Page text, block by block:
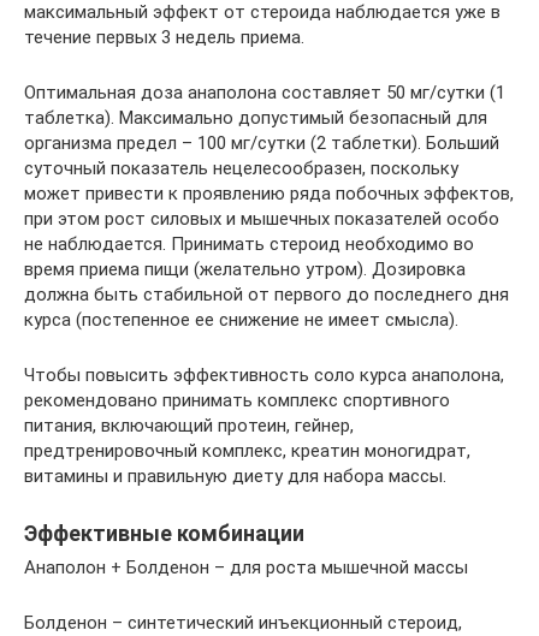
максимальный эффект от стероида наблюдается уже в
течение первых 3 недель приема.
Оптимальная доза анаполона составляет 50 мг/сутки (1
таблетка). Максимально допустимый безопасный для
организма предел – 100 мг/сутки (2 таблетки). Больший
суточный показатель нецелесообразен, поскольку
может привести к проявлению ряда побочных эффектов,
при этом рост силовых и мышечных показателей особо
не наблюдается. Принимать стероид необходимо во
время приема пищи (желательно утром). Дозировка
должна быть стабильной от первого до последнего дня
курса (постепенное ее снижение не имеет смысла).
Чтобы повысить эффективность соло курса анаполона,
рекомендовано принимать комплекс спортивного
питания, включающий протеин, гейнер,
предтренировочный комплекс, креатин моногидрат,
витамины и правильную диету для набора массы.
Эффективные комбинации
Анаполон + Болденон – для роста мышечной массы
Болденон – синтетический инъекционный стероид,